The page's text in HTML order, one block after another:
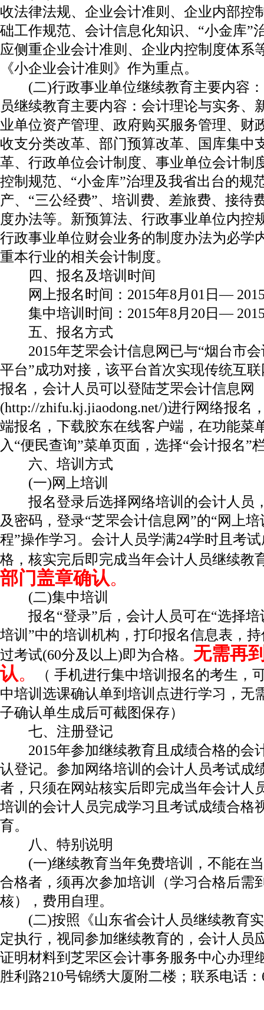
收法律法规、企业会计准则、企业内部控
础工作规范、会计信息化知识、“小金库”
应侧重企业会计准则、企业内控制度体系
《小企业会计准则》作为重点。
(二)行政事业单位继续教育主要内容：
员继续教育主要内容：会计理论与实务、
业单位资产管理、政府购买服务管理、财
收支分类改革、部门预算改革、国库集中
革、行政单位会计制度、事业单位会计制
控制规范、“小金库”治理及我省出台的规
产、“三公经费”、培训费、差旅费、接待
度办法等。新预算法、行政事业单位内控
行政事业单位财会业务的制度办法为必学
重本行业的相关会计制度。
四、报名及培训时间
网上报名时间：2015年8月01日— 2015
集中培训时间：2015年8月20日— 2015
五、报名方式
2015年芝罘会计信息网已与“烟台市会
平台”成功对接，该平台首次实现传统互
报名，会计人员可以登陆芝罘会计信息网
(http://zhifu.kj.jiaodong.net/)进行网络报名
端报名，下载胶东在线客户端，在功能菜
入“便民查询”菜单页面，选择“会计报名”
六、培训方式
(一)网上培训
报名登录后选择网络培训的会计人员
及密码，登录“芝罘会计信息网”的“网上
程”操作学习。会计人员学满24学时且考
格，核实完后即完成当年会计人员继续教
部门盖章确认。
(二)集中培训
报名“登录”后，会计人员可在“选择培
培训”中的培训机构，打印报名信息表，
过考试(60分及以上)即为合格。 无需再
认。
（ 手机进行集中培训报名的考生，
中培训选课确认单到培训点进行学习，无
子确认单生成后可截图保存）
七、注册登记
2015年参加继续教育且成绩合格的会
认登记。参加网络培训的会计人员考试成
者，只须在网站核实后即完成当年会计人
培训的会计人员完成学习且考试成绩合格
育。
八、特别说明
(一)继续教育当年免费培训，不能在当
合格者，须再次参加培训（学习合格后需
核），费用自理。
(二)按照《山东省会计人员继续教育实
定执行，视同参加继续教育的，会计人员
证明材料到芝罘区会计事务服务中心办理
胜利路210号锦绣大厦附二楼；联系电话：